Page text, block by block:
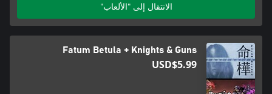
الانتقال إلى "الألعاب"
Fatum Betula + Knights & Guns
USD$5.99